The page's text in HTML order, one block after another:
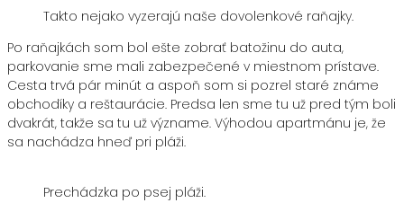
Takto nejako vyzerajú naše dovolenkové raňajky.
Po raňajkách som bol ešte zobrať batožinu do auta,
parkovanie sme mali zabezpečené v miestnom prístave.
Cesta trvá pár minút a aspoň som si pozrel staré známe
obchodíky a reštaurácie. Predsa len sme tu už pred tým boli
dvakrát, takže sa tu už význame. Výhodou apartmánu je, že
sa nachádza hneď pri pláži.
Prechádzka po psej pláži.